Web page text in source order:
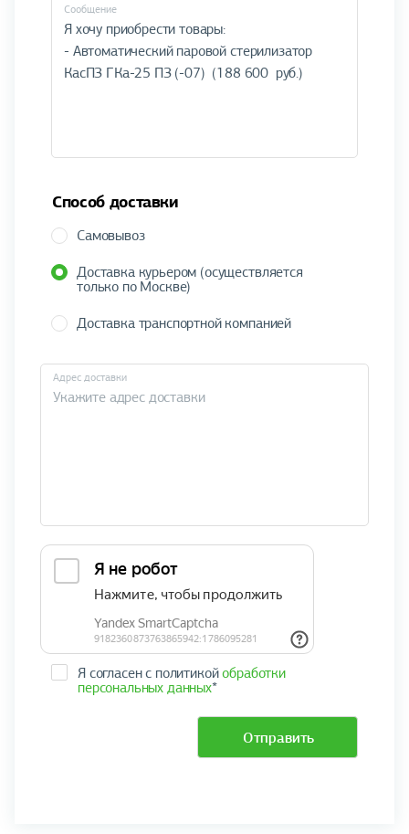
Cообщение
Способ доставки
Самовывоз
Доставка курьером (осуществляется
только по Москве)
Доставка транспортной компанией
Адрес доставки
Я согласен с политикойобработки
персональных данных*
Отправить